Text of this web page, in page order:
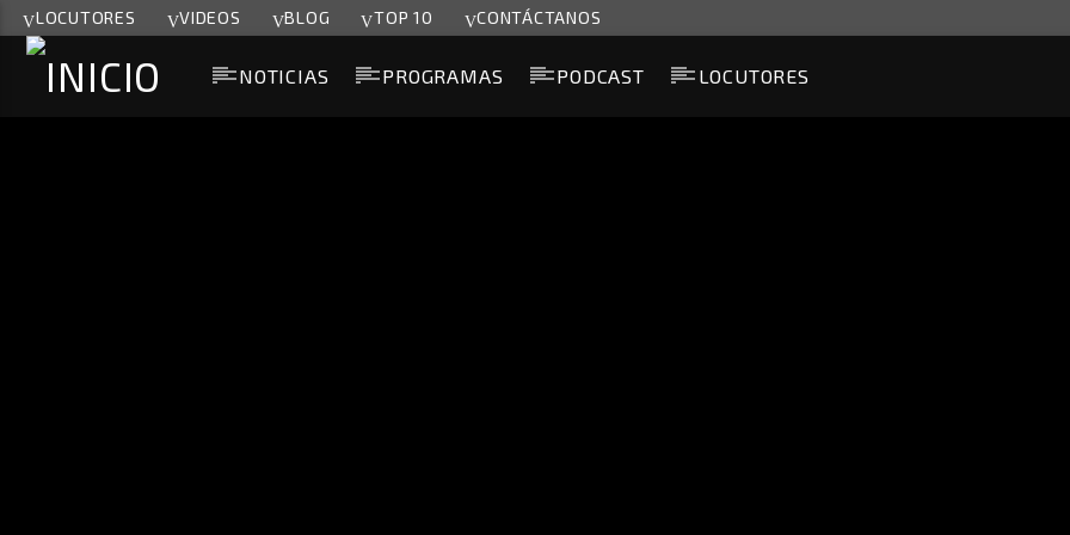
LOCUTORES VIDEOS BLOG TOP 10 CONTÁCTANOS
NOTICIAS PROGRAMAS PODCAST LOCUTORES